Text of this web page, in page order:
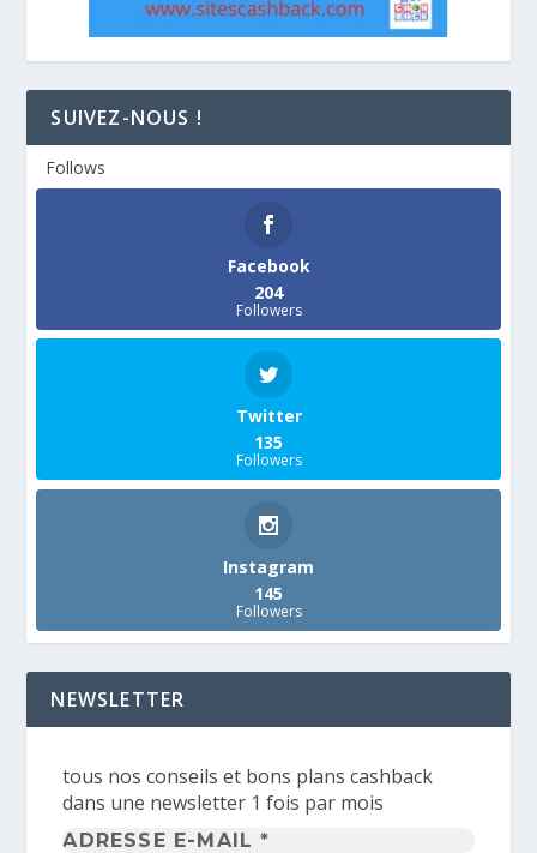
SUIVEZ-NOUS !
Follows
Facebook
204
Followers
Twitter
135
Followers
Instagram
145
Followers
NEWSLETTER
tous nos conseils et bons plans cashback
dans une newsletter 1 fois par mois
Adresse